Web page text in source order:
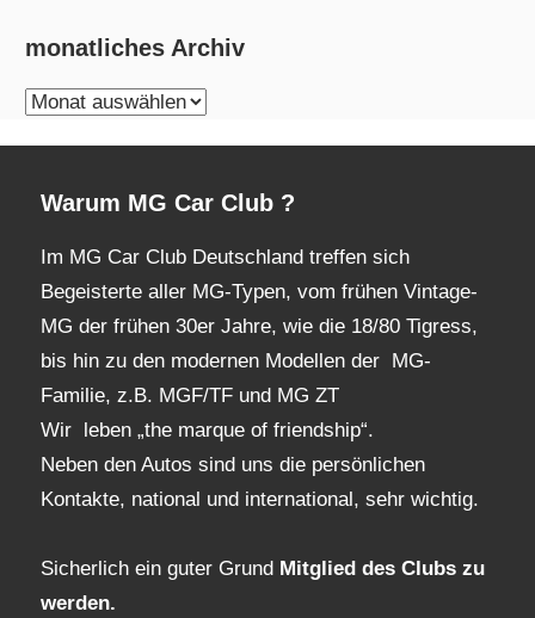
monatliches Archiv
monatliches
Warum MG Car Club ?
Im MG Car Club Deutschland treffen sich
Begeisterte aller MG-Typen, vom frühen Vintage-
MG der frühen 30er Jahre, wie die 18/80 Tigress,
bis hin zu den modernen Modellen der MG-
Familie, z.B. MGF/TF und MG ZT
Wir leben „the marque of friendship“.
Neben den Autos sind uns die persönlichen
Kontakte, national und international, sehr wichtig.
Sicherlich ein guter Grund Mitglied des Clubs zu
werden.